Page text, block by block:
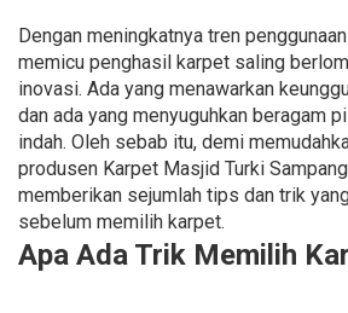
Dengan meningkatnya tren
memicu penghasil karpet saling
inovasi. Ada yang menawarkan
dan ada yang menyuguhkan beragam
indah. Oleh sebab itu, demi
produsen Karpet Masjid Turki
memberikan sejumlah tips dan trik
sebelum memilih karpet.
Apa Ada Trik Memilih